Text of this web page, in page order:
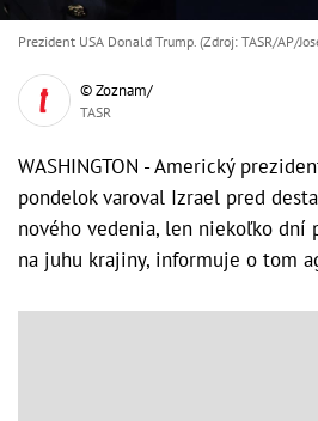
Prezident USA Donald Trump. (Zdroj: TASR/AP/
© Zoznam/
TASR
WASHINGTON - Americký
pondelok varoval Izrael pred
nového vedenia, len niekoľko dní
na juhu krajiny, informuje o tom